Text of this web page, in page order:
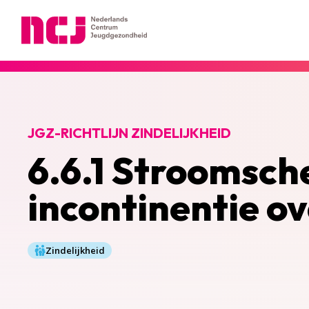
6.6.1
incontinentie
JGZ-RICHTLIJN ZINDELIJKHEID
Zindelijkheid